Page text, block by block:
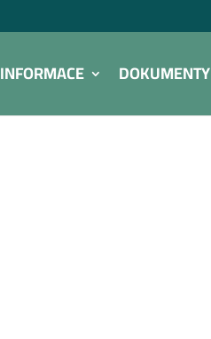
INFORMACE DOKUMENTY